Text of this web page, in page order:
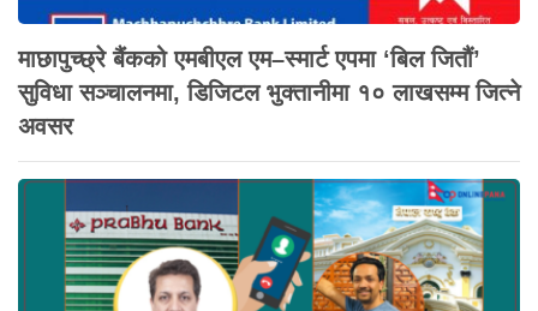
माछापुच्छ्रे बैंकको एमबीएल एम–स्मार्ट एपमा ‘बिल जितौं’
सुविधा सञ्चालनमा, डिजिटल भुक्तानीमा १० लाखसम्म जित्ने
अवसर